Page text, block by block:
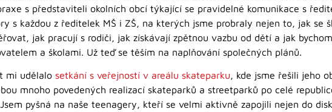
s představiteli okolních obcí týkající se pravidelné komunikace s
s každou z ředitelek MŠ i ZŠ, na kterých jsme probraly nejen to, jak se
jak pracují s rodiči, jak získávají zpětnou vazbu od dětí a jak
a školami. Už teď se těším na naplňování společných plánů.
mi udělalo setkání s veřejností v areálu skateparku, kde jsme řešili jeho
mnoho povedených realizací skateparků a streetparků po celé
pyšná na naše teenagery, kteří se velmi aktivně zapojili nejen do